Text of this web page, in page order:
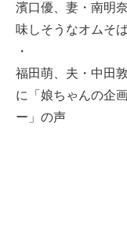
濱口優、妻・南明
味しそうなオムそ
・
福田萌、夫・中田
に「娘ちゃんの企
ー」の声